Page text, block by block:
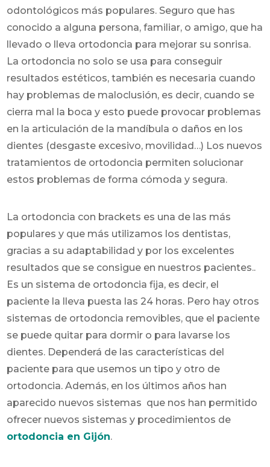
odontológicos más populares. Seguro que has
conocido a alguna persona, familiar, o amigo, que ha
llevado o lleva ortodoncia para mejorar su sonrisa.
La ortodoncia no solo se usa para conseguir
resultados estéticos, también es necesaria cuando
hay problemas de maloclusión, es decir, cuando se
cierra mal la boca y esto puede provocar problemas
en la articulación de la mandíbula o daños en los
dientes (desgaste excesivo, movilidad…) Los nuevos
tratamientos de ortodoncia permiten solucionar
estos problemas de forma cómoda y segura.
La ortodoncia con brackets es una de las más
populares y que más utilizamos los dentistas,
gracias a su adaptabilidad y por los excelentes
resultados que se consigue en nuestros pacientes..
Es un sistema de ortodoncia fija, es decir, el
paciente la lleva puesta las 24 horas. Pero hay otros
sistemas de ortodoncia removibles, que el paciente
se puede quitar para dormir o para lavarse los
dientes. Dependerá de las características del
paciente para que usemos un tipo y otro de
ortodoncia. Además, en los últimos años han
aparecido nuevos sistemas que nos han permitido
ofrecer nuevos sistemas y procedimientos de
ortodoncia en Gijón.